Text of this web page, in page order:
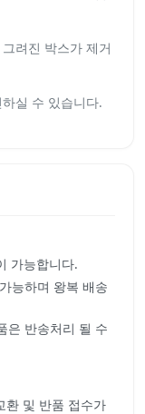
려진 박스가 제거
실 수 있습니다.
가능합니다.
능하며 왕복 배송
은 반송처리 될 수
환 및 반품 접수가